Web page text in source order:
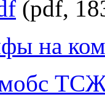
(pdf,
на